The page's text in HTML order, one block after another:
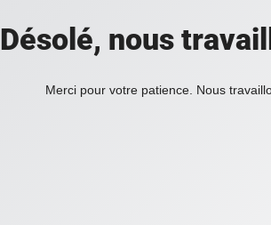
Désolé, nous
Merci pour votre patience. Nous